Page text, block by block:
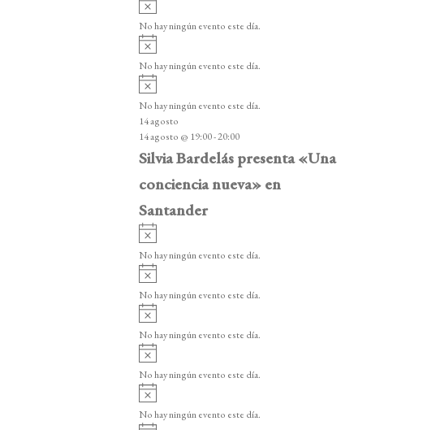
o
v
i
o
No hay ningún evento este día.
v
i
o
No hay ningún evento este día.
v
i
s
o
No hay ningún evento este día.
14 agosto
14 agosto @ 19:00-20:00
Silvia Bardelás presenta «Una
conciencia nueva» en
Santander
A
v
i
o
No hay ningún evento este día.
A
v
i
o
No hay ningún evento este día.
v
i
o
No hay ningún evento este día.
v
i
o
No hay ningún evento este día.
v
i
No hay ningún evento este día.